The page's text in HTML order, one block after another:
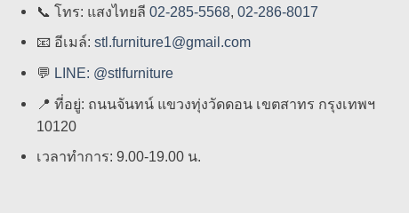
📞 โทร: แสงไทยลี 02-285-5568, 02-286-8017
📧อีเมล์: stl.furniture1@gmail.com
💬 LINE: @stlfurniture
📍 ที่อยู่: ถนนจันทน์ แขวงทุ่งวัดดอน เขตสาทร กรุงเทพฯ
10120
เวลาทำการ: 9.00-19.00 น.